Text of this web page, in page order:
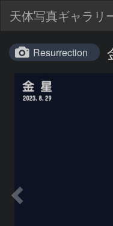
天体写真ギャラリ
Resurrection